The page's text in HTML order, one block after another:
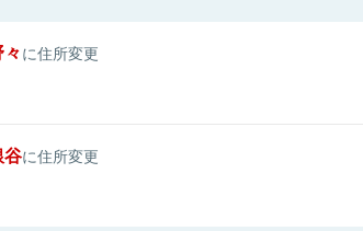
に住所変更
に住所変更